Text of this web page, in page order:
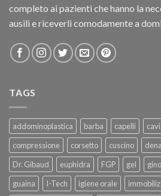
completo ai pazienti che hanno la
ausili e riceverli comodamente a
TAGS
addominoplastica barba capelli
compressione
corsetto cuscino
Dr. Gibaud
euphidra FGP gel
guaina
I-Tech igiene orale